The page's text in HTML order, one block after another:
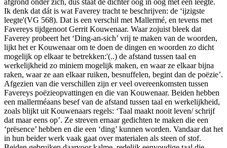
afgrond onder zich, dus staat de dichter oog in oog met een leegte.
Ik denk dat dát is wat Faverey tracht te beschrijven: de ‘ijzigste
leegte'(VG 568). Dat is een verschil met Mallermé, en tevens met
Favereys tijdgenoot Gerrit Kouwenaar. Waar zojuist bleek dat
Faverey probeert het ‘Ding-an-sich’ vrij te maken van de woorden,
lijkt het er Kouwenaar om te doen de dingen en woorden zo dicht
mogelijk op elkaar te betrekken:'(..) de afstand tussen taal en
werkelijkheid zo miniem mogelijk maken, en waar ze elkaar bijna
raken, waar ze aan elkaar ruiken, besnuffelen, begint dan de poëzie’.
Afgezien van die verschillen zijn er veel overeenkomsten tussen
Favereys poëzieopvattingen en die van Kouwenaar. Beiden hebben
een mallerméaans besef van de afstand tussen taal en werkelijkheid,
zoals blijkt uit Kouwenaars regels: ‘Taal maakt nooit leven/ schrijf
dat maar eens op’. Ze streven ernaar gedichten te maken die een
‘prësence’ hebben en die een ‘ding’ kunnen worden. Vandaar dat het
in hun beider werk vaak gaat over materialen als steen of stof.